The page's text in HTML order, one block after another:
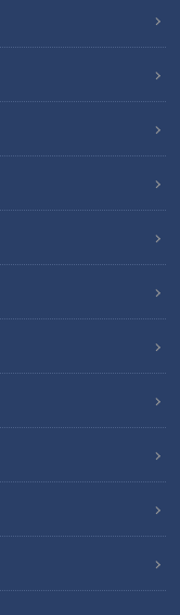
アーカイブ
ーマで紹介する番組
下千里子さんです。
博士 槻木恵一先生で